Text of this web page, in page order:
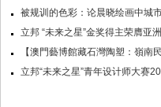
被规训的色彩：论晨晓绘画中城
立邦 “未来之星”金奖得主荣膺亚
【澳門藝博館藏石灣陶塑：嶺南
立邦“未来之星”青年设计师大赛